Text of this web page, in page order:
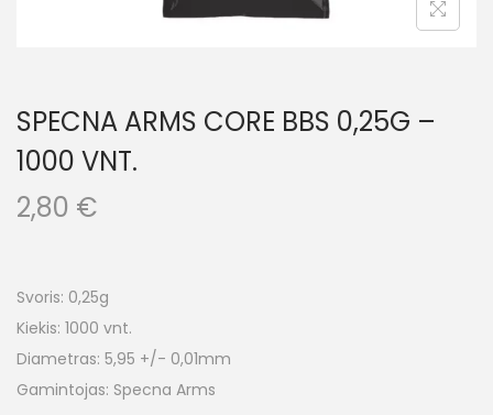
SPECNA ARMS CORE BBS 0,25G –
1000 VNT.
2,80 €
Svoris: 0,25g
Kiekis: 1000 vnt.
Diametras: 5,95 +/- 0,01mm
Gamintojas: Specna Arms